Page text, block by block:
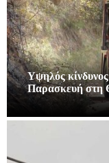
Υψηλός
Παρασκευή στη